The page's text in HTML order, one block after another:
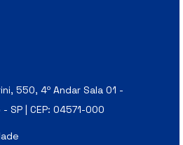
550, 4º Andar Sala 01 -
SP | CEP: 04571-000